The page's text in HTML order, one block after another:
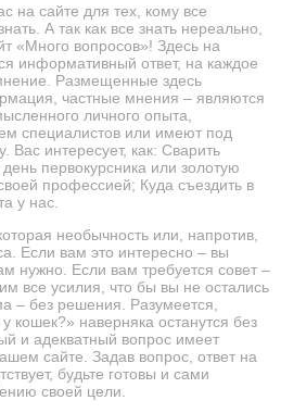
на сайте для тех, кому все
А так как все знать нереально,
«Много вопросов»! Здесь на
информативный ответ, на каждое
Размещенные здесь
частные мнения – являются
личного опыта,
специалистов или имеют под
Вас интересует, как: Сварить
первокурсника или золотую
профессией; Куда съездить в
у нас.
необычность или, напротив,
Если вам это интересно – вы
нужно. Если вам требуется совет –
все усилия, что бы вы не остались
– без решения. Разумеется,
кошек?» наверняка останутся без
и адекватный вопрос имеет
сайте. Задав вопрос, ответ на
будьте готовы и сами
своей цели.